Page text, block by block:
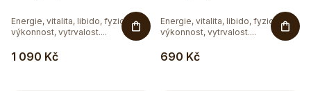
1 090 Kč
Energie, vitalita, libido, fyzická
výkonnost, vytrvalost....
690 Kč
Energie, vitalita, libido, fyzická
výkonnost, vytrvalost....